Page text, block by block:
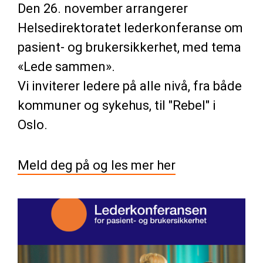
Den 26. november arrangerer
Helsedirektoratet lederkonferanse om
pasient- og brukersikkerhet, med tema
«Lede sammen».
Vi inviterer ledere på alle nivå, fra både
kommuner og sykehus, til "Rebel" i
Oslo.
Meld deg på og les mer her